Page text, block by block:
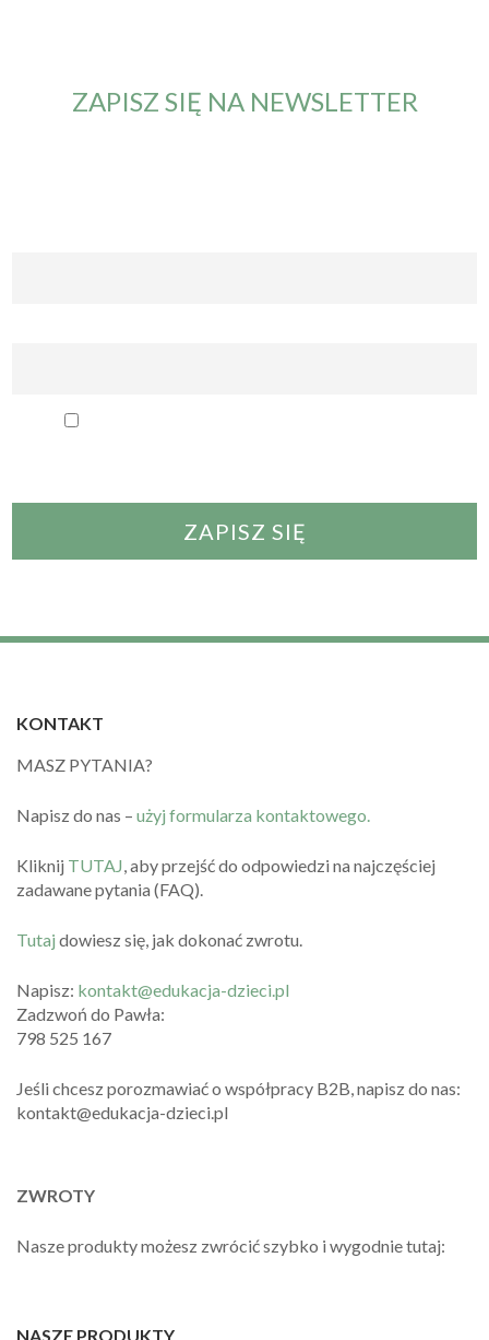
ZAPISZ SIĘ NA NEWSLETTER
KONTAKT
MASZ PYTANIA?
Napisz do nas – użyj formularza kontaktowego.
Kliknij TUTAJ, aby przejść do odpowiedzi na najczęściej
zadawane pytania (FAQ).
Tutaj dowiesz się, jak dokonać zwrotu.
Napisz: kontakt@edukacja-dzieci.pl
Zadzwoń do Pawła:
798 525 167
Jeśli chcesz porozmawiać o współpracy B2B, napisz do nas:
kontakt@edukacja-dzieci.pl
ZWROTY
Nasze produkty możesz zwrócić szybko i wygodnie tutaj:
NASZE PRODUKTY